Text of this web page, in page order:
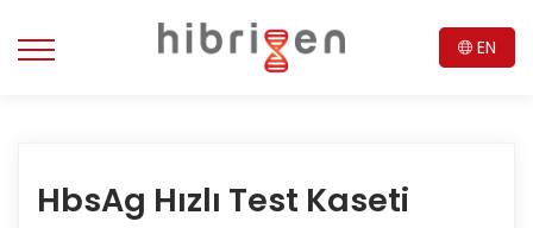
EN
HbsAg Hızlı Test Kaseti